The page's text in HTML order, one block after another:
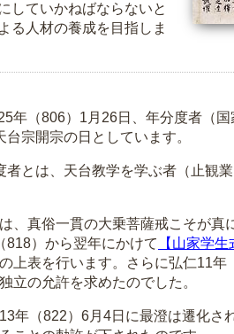
していかねばならないと
る人材の養成を目指しま
年（806）1月26日、年分度者（
宗開宗の日としています。
とは、天台教学を学ぶ者（止観業
、真俗一貫の大乗菩薩戒こそが真
818）から翌年にかけて
【山家学生
上表を行います。さらに弘仁11
立の允許を求めたのでした。
年（822）6月4日に最澄は遷化さ